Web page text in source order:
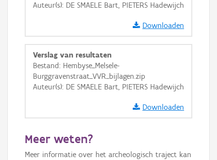
OSM-Basiskaart
GRB-Basiskaart
GRB-Basiskaart in grijswaarden
Auteur(s): DE SMAELE Bart, PIETERS Hadewijch
Downloaden
Verslag van resultaten
Bestand: Hembyse_Melsele-
Burggravenstraat_VVR_bijlagen.zip
Auteur(s): DE SMAELE Bart, PIETERS Hadewijch
Downloaden
Meer weten?
Meer informatie over het archeologisch traject kan